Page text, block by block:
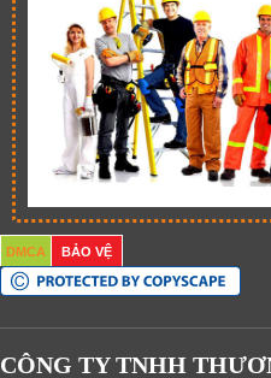
DMCA BẢO VỆ
CÔNG TY TNHH